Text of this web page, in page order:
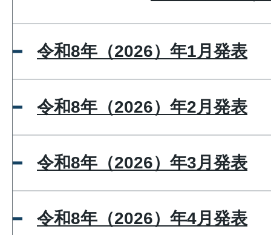
令和8年（2026）年1月発表
令和8年（2026）年2月発表
令和8年（2026）年3月発表
令和8年（2026）年4月発表